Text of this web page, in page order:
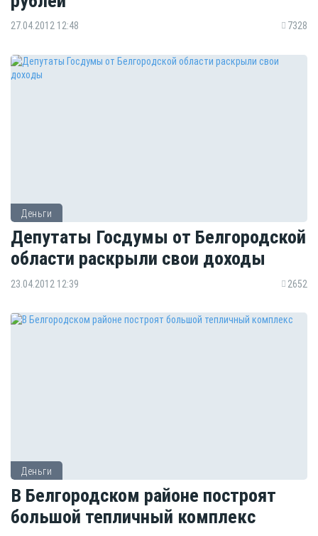
27.04.2012 12:48 7328
Деньги
Депутаты Госдумы от Белгородской
области раскрыли свои доходы
23.04.2012 12:39 2652
Деньги
В Белгородском районе построят
большой тепличный комплекс